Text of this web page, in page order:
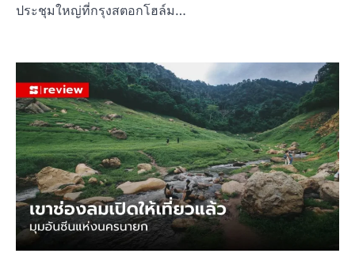
ประชุมใหญ่ที่กรุงสตอกโฮล์ม…